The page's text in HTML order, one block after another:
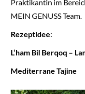
Praktikantin im
MEIN GENUSS Team.
Rezeptidee:
L‘ham Bil Berqoq –
Mediterrane Tajine